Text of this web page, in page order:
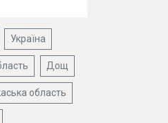
Україна
Дощ
область